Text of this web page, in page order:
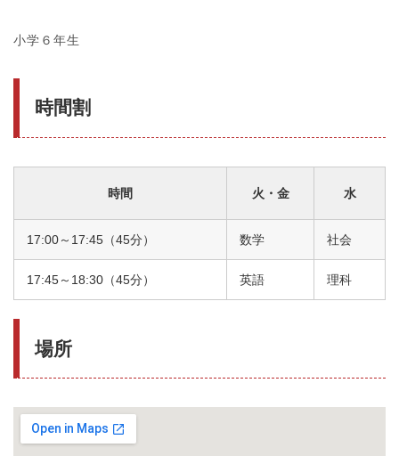
小学６年生
時間割
時間 火・金 水
17:00～17:45（45分） 数学 社会
17:45～18:30（45分） 英語 理科
場所